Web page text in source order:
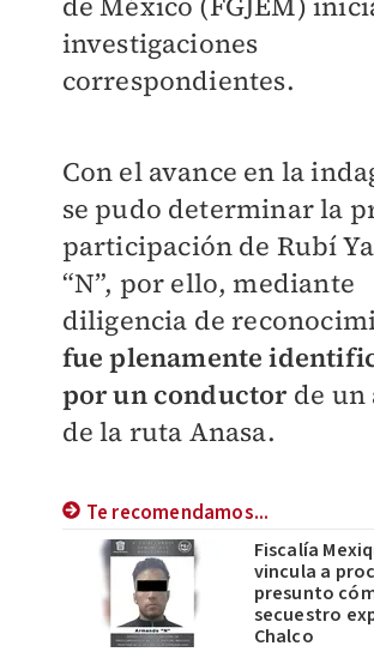
investigaciones
correspondientes.
Con el avance en la
se pudo determinar la
participación de Rubí
“N”, por ello, mediante
diligencia de
fue plenamente
por un conductor de un
de la ruta Anasa.
Te recomendamos...
Fiscalía
vincula a
presunto
secuestro
Chalco